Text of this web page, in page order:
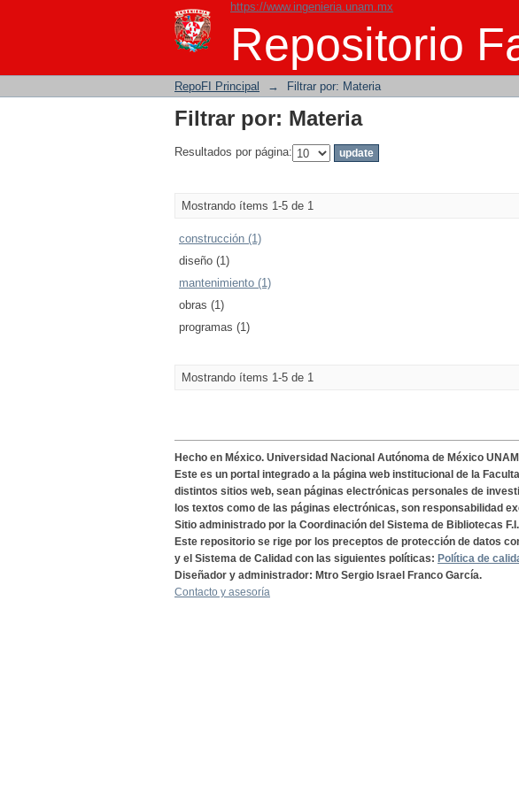
https://www.ingenieria.unam.mx
Repositorio
Filtrar por: Materia
RepoFI Principal → Filtrar por: Materia
Filtrar por: Materia
Resultados por página:
Mostrando ítems 1-5 de 1
construcción (1)
diseño (1)
mantenimiento (1)
obras (1)
programas (1)
Mostrando ítems 1-5 de 1
Hecho en México. Universidad Nacional Autónoma de México
Este es un portal integrado a la página web institucional de la
distintos sitios web, sean páginas electrónicas personales de
los textos como de las páginas electrónicas, son responsabilidad
Sitio administrado por la Coordinación del Sistema de Bibliotecas F.I.
Este repositorio se rige por los preceptos de protección de datos
y el Sistema de Calidad con las siguientes políticas: Política de
Diseñador y administrador: Mtro Sergio Israel Franco García.
Contacto y asesoría